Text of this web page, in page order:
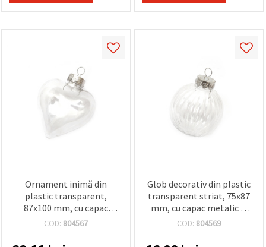
Ornament inimă din
plastic transparent,
87x100 mm, cu capac
metalic și agățătoare
COD: 804567
Glob decorativ din plastic
transparent striat, 75x87
mm, cu capac metalic și
agățătoare
COD: 804569